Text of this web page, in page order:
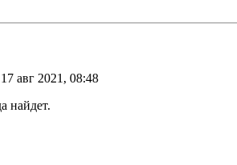
авг 2021, 08:48
найдет.